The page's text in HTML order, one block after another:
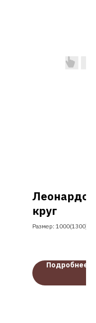
Леонардо
круг
Размер: 1000(1300)
шпон дуба
Подробнее